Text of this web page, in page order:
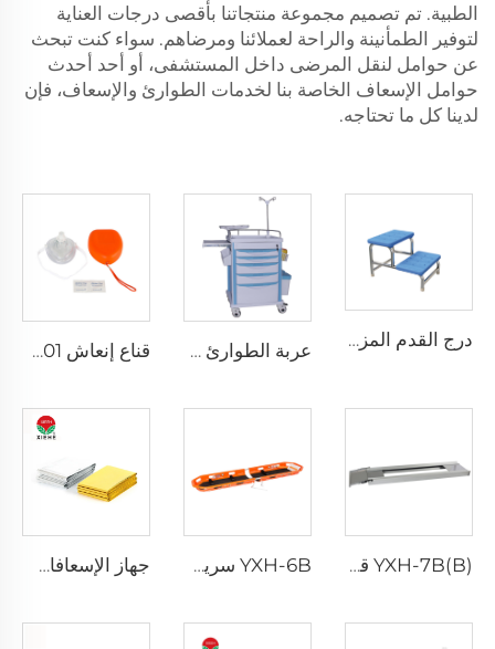
الطبية. تم تصميم مجموعة منتجاتنا بأقصى درجات العناية
لتوفير الطمأنينة والراحة لعملائنا ومرضاهم. سواء كنت تبحث
عن حوامل لنقل المرضى داخل المستشفى، أو أحد أحدث
حوامل الإسعاف الخاصة بنا لخدمات الطوارئ والإسعاف، فإن
لدينا كل ما تحتاجه.
درج القدم المزدوج XHF-16
عربة الطوارئ ذات العجلات الأربعة XH-62512B3 قناع إنعاش XH-M01
YXH-7B(B) قاعدة نقالة مصنوعة من سبيكة الألمنيوم تُستخدم YXH-6B سرير حمل من قطعتين مع أحزمة للطوارئ جهاز الإسعافات الأولية من نوع XH-18anketanket الطوارئ